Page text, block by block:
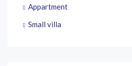
Appartment
Small villa